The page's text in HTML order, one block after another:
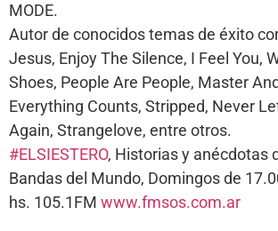
MODE.
Autor de conocidos temas de éxito
Jesus, Enjoy The Silence, I Feel You,
Shoes, People Are People, Master
Everything Counts, Stripped, Never
Again, Strangelove, entre otros.
#ELSIESTERO, Historias y anécdotas
Bandas del Mundo, Domingos de
hs. 105.1FM www.fmsos.com.ar